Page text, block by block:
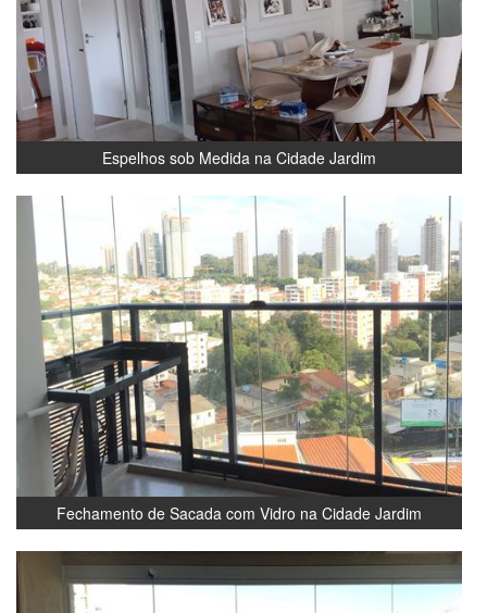
Espelhos sob Medida na Cidade Jardim
Fechamento de Sacada com Vidro na Cidade Jardim